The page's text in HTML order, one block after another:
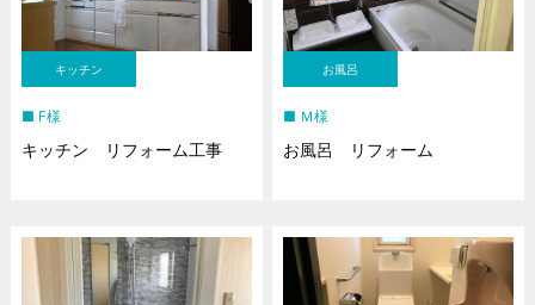
キッチン
F様
キッチン リフォーム工事
お風呂
Ｍ様
お風呂 リフォーム